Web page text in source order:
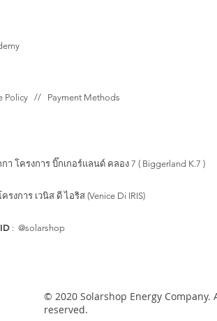
// Payment Methods
า โครงการ บิ๊กเกอร์แลนด์ คลอง 7 ( Biggerland K.7 )
ครงการ เวนิส ดี ไอริส (Venice Di IRIS)
: @solarshop
© 2020 Solarshop Energy Company.
reserved.